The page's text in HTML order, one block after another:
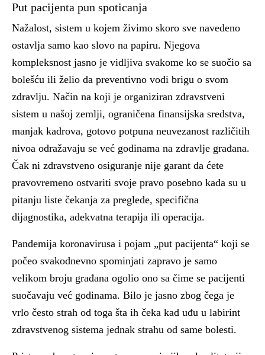
Put pacijenta pun spoticanja
Nažalost, sistem u kojem živimo skoro sve navedeno
ostavlja samo kao slovo na papiru. Njegova
kompleksnost jasno je vidljiva svakome ko se suočio sa
bolešću ili želio da preventivno vodi brigu o svom
zdravlju. Način na koji je organiziran zdravstveni
sistem u našoj zemlji, ograničena finansijska sredstva,
manjak kadrova, gotovo potpuna neuvezanost različitih
nivoa odražavaju se već godinama na zdravlje građana.
Čak ni zdravstveno osiguranje nije garant da ćete
pravovremeno ostvariti svoje pravo posebno kada su u
pitanju liste čekanja za preglede, specifična
dijagnostika, adekvatna terapija ili operacija.
Pandemija koronavirusa i pojam „put pacijenta“ koji se
počeo svakodnevno spominjati zapravo je samo
velikom broju građana ogolio ono sa čime se pacijenti
suočavaju već godinama. Bilo je jasno zbog čega je
vrlo često strah od toga šta ih čeka kad uđu u labirint
zdravstvenog sistema jednak strahu od same bolesti.